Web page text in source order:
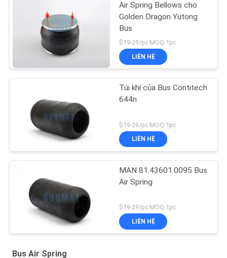
Air Spring Bellows cho
Golden Dragon Yutong
Bus
$19-29/pc MOQ:1pc
LIÊN HỆ
Túi khí của Bus Contitech
644n
$19-29/pc MOQ:1pc
LIÊN HỆ
MAN 81.43601.0095 Bus
Air Spring
$19-29/pc MOQ:1pc
LIÊN HỆ
Bus Air Spring